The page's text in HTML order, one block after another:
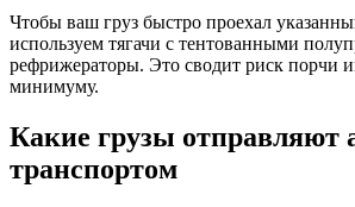
Чтобы ваш груз быстро проехал
используем тягачи с тентованными
рефрижераторы. Это сводит риск порчи
минимуму.
Какие грузы отправляют
транспортом